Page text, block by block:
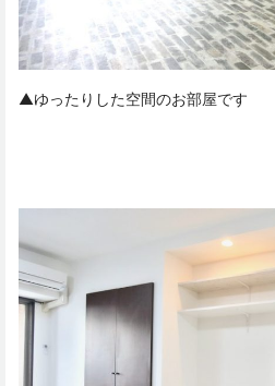
▲ゆったりした空間のお部屋です